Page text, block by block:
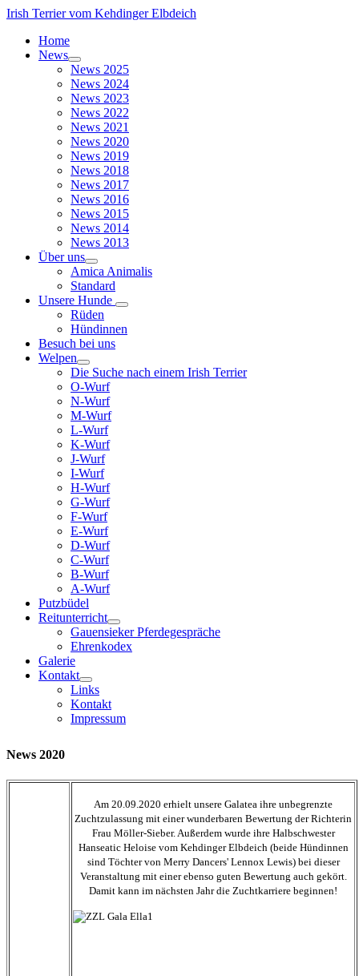
Irish Terrier vom Kehdinger Elbdeich
Home
News
News 2025
News 2024
News 2023
News 2022
News 2021
News 2020
News 2019
News 2018
News 2017
News 2016
News 2015
News 2014
News 2013
Über uns
Amica Animalis
Standard
Unsere Hunde
Rüden
Hündinnen
Besuch bei uns
Welpen
Die Suche nach einem Irish Terrier
O-Wurf
N-Wurf
M-Wurf
L-Wurf
K-Wurf
J-Wurf
I-Wurf
H-Wurf
G-Wurf
F-Wurf
E-Wurf
D-Wurf
C-Wurf
B-Wurf
A-Wurf
Putzbüdel
Reitunterricht
Gauensieker Pferdegespräche
Ehrenkodex
Galerie
Kontakt
Links
Kontakt
Impressum
News 2020
Am 20.09.2020 erhielt unsere Galatea ihre unbegrenzte
Zuchtzulassung mit einer wunderbaren Bewertung der Richterin
Frau Möller-Sieber. Außerdem wurde ihre Halbschwester
Hanseatic Heloise vom Kehdinger Elbdeich (beide Hündinnen
sind Töchter von Merry Dancers' Lennox Lewis) bei dieser
Veranstaltung mit einer ebenso guten Bewertung auch gekört.
Damit kann im nächsten Jahr die Zuchtkarriere beginnen!